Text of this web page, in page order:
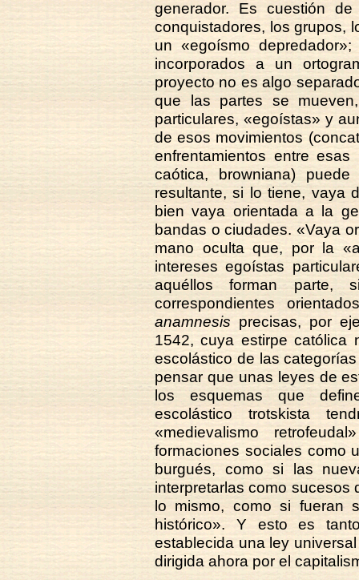
generador. Es cuestión
conquistadores, los grupos,
un «egoísmo
incorporados a un
proyecto no es algo
que las partes se
particulares, «egoístas» y
de esos movimientos
enfrentamientos entre
caótica, browniana)
resultante, si lo tiene, vaya
bien vaya orientada a la
bandas o ciudades. «Vaya
mano oculta que, por la
intereses egoístas
aquéllos forman parte,
correspondientes
anamnesis precisas, por
1542, cuya estirpe católica
escolástico de las
pensar que unas leyes de
los esquemas que
escolástico trotskista
«medievalismo
formaciones sociales como
burgués, como si las
interpretarlas como sucesos
lo mismo, como si fueran
histórico». Y esto es
establecida una ley
dirigida ahora por el